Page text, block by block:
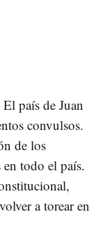
El país de Juan
convulsos.
de los
todo el país.
a torear en